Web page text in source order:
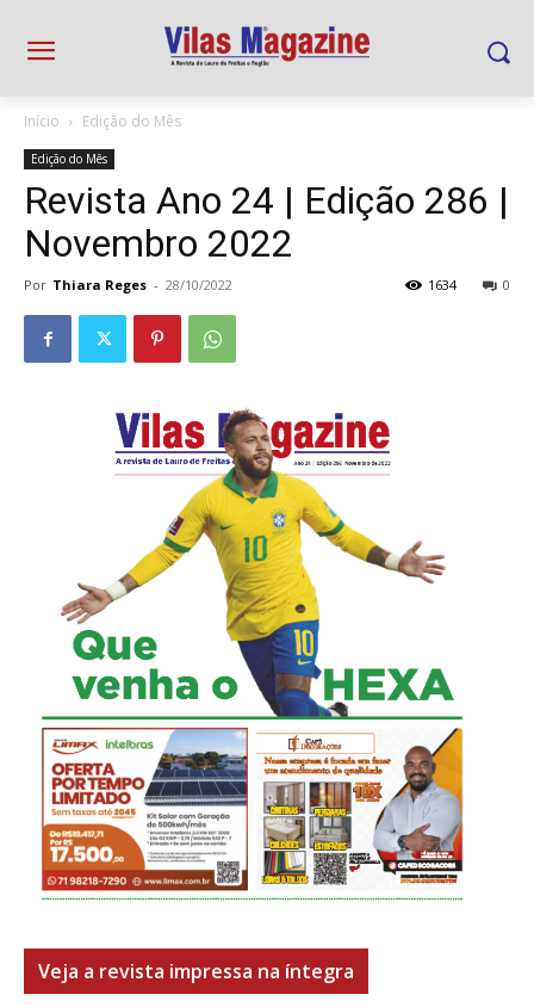
Início Edição do Mês
Edição do Mês
Revista Ano 24 | Edição 286 |
Novembro 2022
Por Thiara Reges - 28/10/2022 0
1634
Veja a revista impressa na íntegra